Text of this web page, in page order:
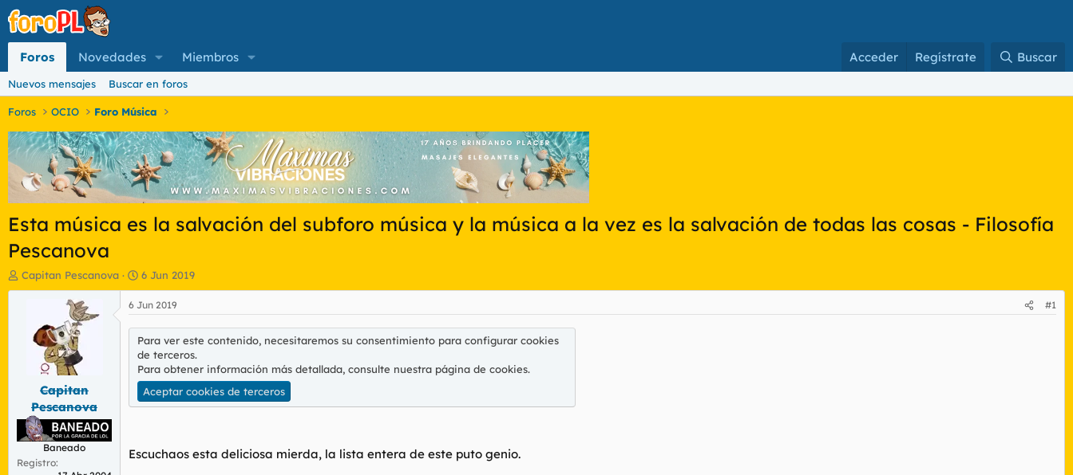
Foros Novedades Miembros Acceder Regístrate Buscar
Nuevos mensajes Buscar en foros
Foros OCIO Foro Música
Esta música es la salvación del subforo música y la música a la vez es la salvación de todas las cosas - Filosofía
Pescanova
I
n
e
e
Capitan Pescanova
F
e
c
h
a
d
e
i
n
i
6 Jun 2019
Capitan
Pescanova
Baneado
Registro
6 Jun 2019 #1
Para ver este contenido, necesitaremos su consentimiento para configurar cookies
de terceros.
Para obtener información más detallada, consulte nuestra página de cookies.
Aceptar cookies de terceros
Escuchaos esta deliciosa mierda, la lista entera de este puto genio.